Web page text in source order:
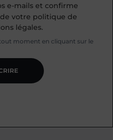
e-mails et confirme
votre politique de
légales.
moment en cliquant sur le